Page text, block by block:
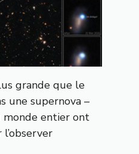
grande que le
une supernova –
entier ont